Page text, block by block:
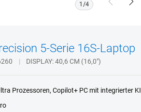
1/4 PreviousNext
5-Serie 16S-Laptop
DISPLAY 40,6 CM (16,0")
Prozessoren, Copilot+ PC mit integrierter KI